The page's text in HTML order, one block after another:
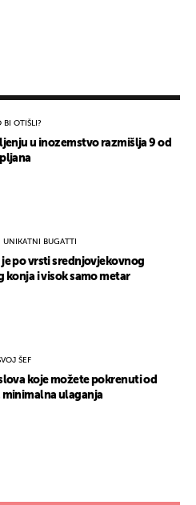
BI OTIŠLI?
u inozemstvo razmišlja 9 od
UNIKATNI BUGATTI
je po vrsti srednjovjekovnog
konja i visok samo metar
ŠEF
koje možete pokrenuti od
minimalna ulaganja